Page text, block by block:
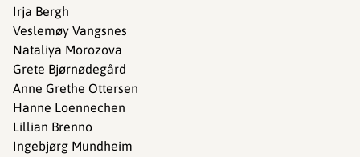
Irja Bergh
Veslemøy Vangsnes
Nataliya Morozova
Grete Bjørnødegård
Anne Grethe Ottersen
Hanne Loennechen
Lillian Brenno
Ingebjørg Mundheim